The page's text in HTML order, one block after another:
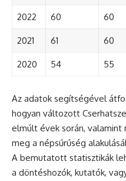
2022 60 60
2021 61 60
2020 54 55
Az adatok segítségével
hogyan változott
elmúlt évek során,
meg a népsűrűség
A bemutatott statisztikák
a döntéshozók, kutatók,